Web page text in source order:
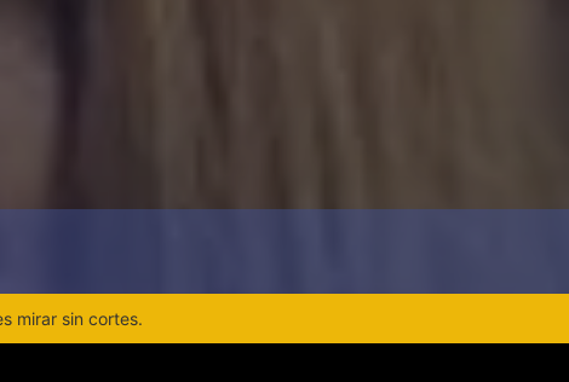
mirar sin cortes.